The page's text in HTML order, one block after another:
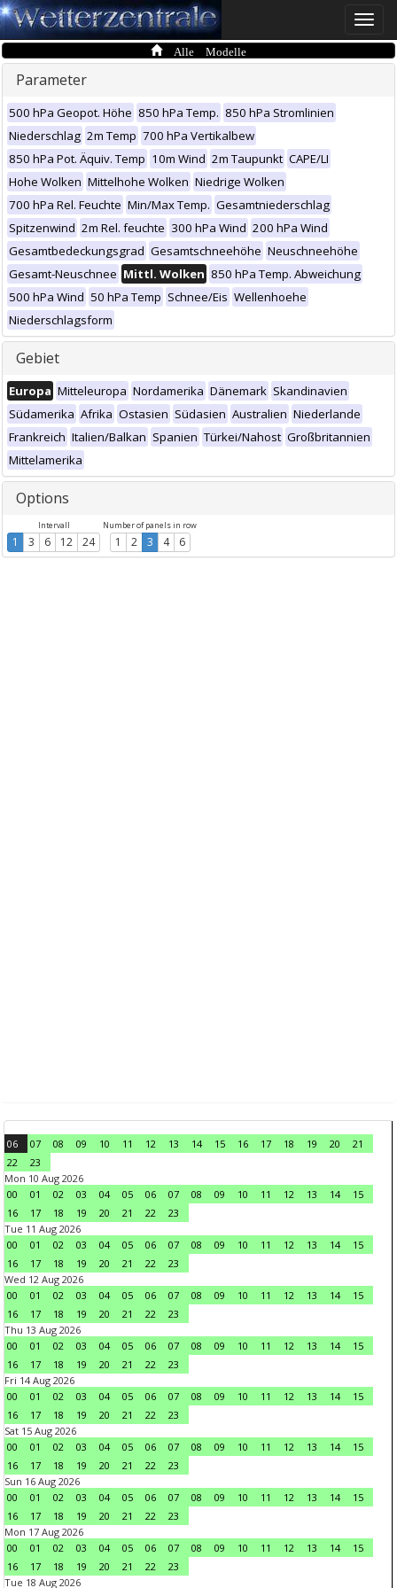
Toggle
Alle Modelle
Parameter
500 hPa Geopot. Höhe 850 hPa Temp. 850 hPa Stromlinien
Niederschlag 2m Temp 700 hPa Vertikalbew
850 hPa Pot. Äquiv. Temp 10m Wind 2m Taupunkt CAPE/LI
Hohe Wolken Mittelhohe Wolken Niedrige Wolken
700 hPa Rel. Feuchte Min/Max Temp. Gesamtniederschlag
Spitzenwind 2m Rel. feuchte 300 hPa Wind 200 hPa Wind
Gesamtbedeckungsgrad Gesamtschneehöhe Neuschneehöhe
Gesamt-Neuschnee Mittl. Wolken 850 hPa Temp. Abweichung
500 hPa Wind 50 hPa Temp Schnee/Eis Wellenhoehe
Niederschlagsform
Gebiet
Europa Mitteleuropa Nordamerika Dänemark Skandinavien
Südamerika Afrika Ostasien Südasien Australien Niederlande
Frankreich Italien/Balkan Spanien Türkei/Nahost Großbritannien
Mittelamerika
Options
Intervall
1 3 6 12 24
Number of panels in row
1 2 3 4 6
06 07 08 09 10 11 12 13 14 15 16 17 18 19 20
21
22
23
Mon 10 Aug 2026
00
01 02 03 04 05 06 07 08 09 10 11 12 13 14
15
16
17 18 19 20 21 22
23
Tue 11 Aug 2026
00
01 02 03 04 05 06 07 08 09 10 11 12 13 14
15
16
17 18 19 20 21 22
23
Wed 12 Aug 2026
00
01 02 03 04 05 06 07 08 09 10 11 12 13 14
15
16
17 18 19 20 21 22
23
Thu 13 Aug 2026
00
01 02 03 04 05 06 07 08 09 10 11 12 13 14
15
16
17 18 19 20 21 22
23
Fri 14 Aug 2026
00
01 02 03 04 05 06 07 08 09 10 11 12 13 14
15
16
17 18 19 20 21 22
23
Sat 15 Aug 2026
00
01 02 03 04 05 06 07 08 09 10 11 12 13 14
15
16
17 18 19 20 21 22
23
Sun 16 Aug 2026
00
01 02 03 04 05 06 07 08 09 10 11 12 13 14
15
16
17 18 19 20 21 22
23
Mon 17 Aug 2026
00
01 02 03 04 05 06 07 08 09 10 11 12 13 14
15
16
17 18 19 20 21 22
23
Tue 18 Aug 2026